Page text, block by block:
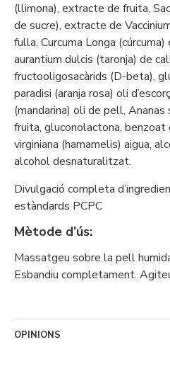
(llimona), extracte de fruita,
de sucre), extracte de
fulla, Curcuma Longa
aurantium dulcis (taronja) de
fructooligosacàrids (D-beta),
paradisi (aranja rosa) oli
(mandarina) oli de pell,
fruita, gluconolactona, benzoat
virginiana (hamamelis) aigua,
alcohol desnaturalitzat.
Divulgació completa
estàndards PCPC
Mètode d’ús:
Massatgeu sobre la pell
Esbandiu completament.
OPINIONS